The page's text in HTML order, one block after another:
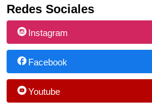
Redes Sociales
Instagram
Facebook
Youtube